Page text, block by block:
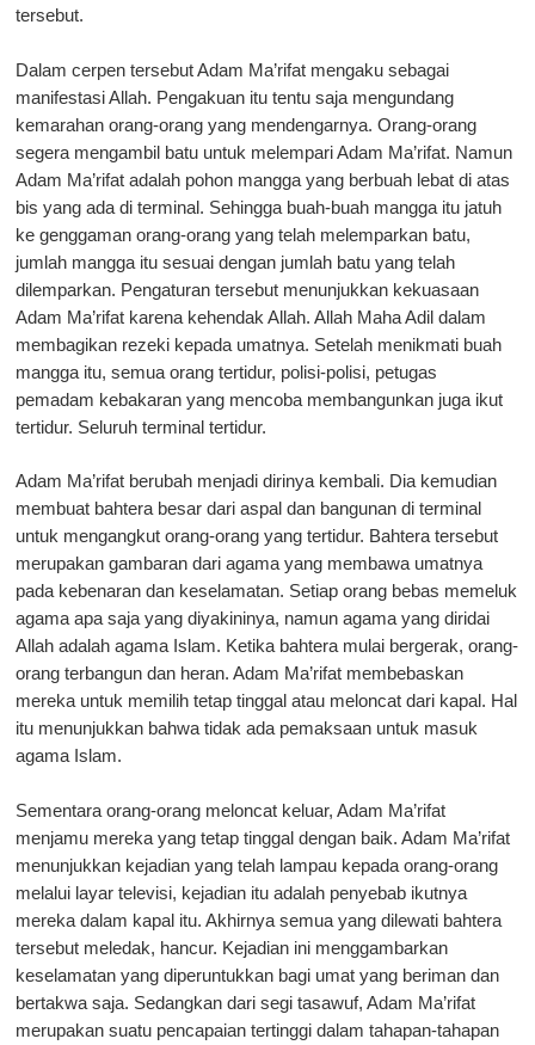
tersebut.
Dalam cerpen tersebut Adam Ma’rifat mengaku sebagai
manifestasi Allah. Pengakuan itu tentu saja mengundang
kemarahan orang-orang yang mendengarnya. Orang-orang
segera mengambil batu untuk melempari Adam Ma’rifat. Namun
Adam Ma’rifat adalah pohon mangga yang berbuah lebat di atas
bis yang ada di terminal. Sehingga buah-buah mangga itu jatuh
ke genggaman orang-orang yang telah melemparkan batu,
jumlah mangga itu sesuai dengan jumlah batu yang telah
dilemparkan. Pengaturan tersebut menunjukkan kekuasaan
Adam Ma’rifat karena kehendak Allah. Allah Maha Adil dalam
membagikan rezeki kepada umatnya. Setelah menikmati buah
mangga itu, semua orang tertidur, polisi-polisi, petugas
pemadam kebakaran yang mencoba membangunkan juga ikut
tertidur. Seluruh terminal tertidur.
Adam Ma’rifat berubah menjadi dirinya kembali. Dia kemudian
membuat bahtera besar dari aspal dan bangunan di terminal
untuk mengangkut orang-orang yang tertidur. Bahtera tersebut
merupakan gambaran dari agama yang membawa umatnya
pada kebenaran dan keselamatan. Setiap orang bebas memeluk
agama apa saja yang diyakininya, namun agama yang diridai
Allah adalah agama Islam. Ketika bahtera mulai bergerak, orang-
orang terbangun dan heran. Adam Ma’rifat membebaskan
mereka untuk memilih tetap tinggal atau meloncat dari kapal. Hal
itu menunjukkan bahwa tidak ada pemaksaan untuk masuk
agama Islam.
Sementara orang-orang meloncat keluar, Adam Ma’rifat
menjamu mereka yang tetap tinggal dengan baik. Adam Ma’rifat
menunjukkan kejadian yang telah lampau kepada orang-orang
melalui layar televisi, kejadian itu adalah penyebab ikutnya
mereka dalam kapal itu. Akhirnya semua yang dilewati bahtera
tersebut meledak, hancur. Kejadian ini menggambarkan
keselamatan yang diperuntukkan bagi umat yang beriman dan
bertakwa saja. Sedangkan dari segi tasawuf, Adam Ma’rifat
merupakan suatu pencapaian tertinggi dalam tahapan-tahapan